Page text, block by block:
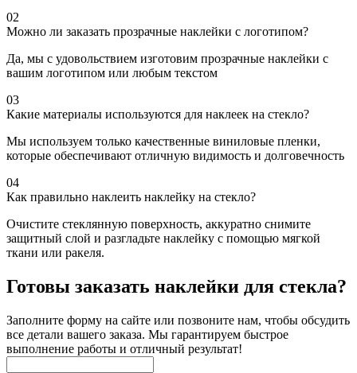
02
Можно ли заказать прозрачные наклейки с логотипом?
Да, мы с удовольствием изготовим прозрачные наклейки с
вашим логотипом или любым текстом
03
Какие материалы используются для наклеек на стекло?
Мы используем только качественные виниловые пленки,
которые обеспечивают отличную видимость и долговечность
04
Как правильно наклеить наклейку на стекло?
Очистите стеклянную поверхность, аккуратно снимите
защитный слой и разгладьте наклейку с помощью мягкой
ткани или ракеля.
Готовы заказать наклейки для стекла?
Заполните форму на сайте или позвоните нам, чтобы обсудить
все детали вашего заказа. Мы гарантируем быстрое
выполнение работы и отличный результат!